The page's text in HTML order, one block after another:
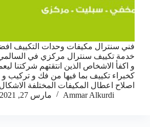
فني سنترال مكيفات وحدات التكييف
خدمة تكييف سنترال مركزي في
و اكفأ الاشخاص الذين انتقتهم شركتنا
كخبراء تكييف بما فيها من فك و تركيب و
اصلاح اعطال المكيفات المختلفة
Ammar Alkurdi
مارس 27, 2021